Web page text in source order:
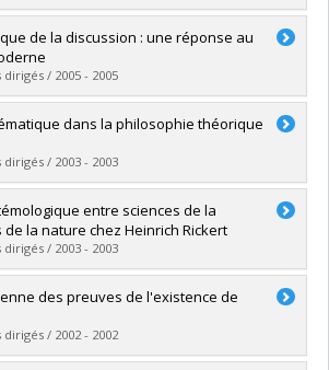
Xavier
M.A.
dans Papyrus
de la discussion : une réponse au
/ 2005 - 2005
Caroline
M.A.
dans Papyrus
dans la philosophie théorique
/ 2003 - 2003
Lorraine
M. Sc.
dans Papyrus
entre sciences de la
la nature chez Heinrich Rickert
/ 2003 - 2003
Étienne
M. Sc.
dans Papyrus
des preuves de l'existence de
/ 2002 - 2002